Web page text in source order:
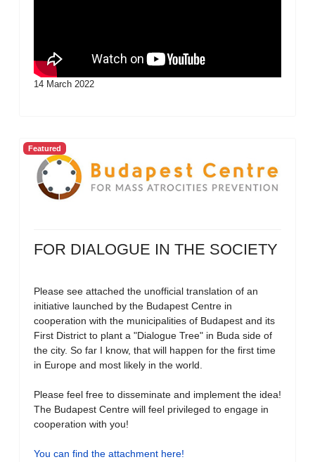
14 March 2022
Featured
FOR DIALOGUE IN THE SOCIETY
Please see attached the unofficial translation of an
initiative launched by the Budapest Centre in
cooperation with the municipalities of Budapest and its
First District to plant a "Dialogue Tree" in Buda side of
the city. So far I know, that will happen for the first time
in Europe and most likely in the world.
Please feel free to disseminate and implement the idea!
The Budapest Centre will feel privileged to engage in
cooperation with you!
You can find the attachment here!